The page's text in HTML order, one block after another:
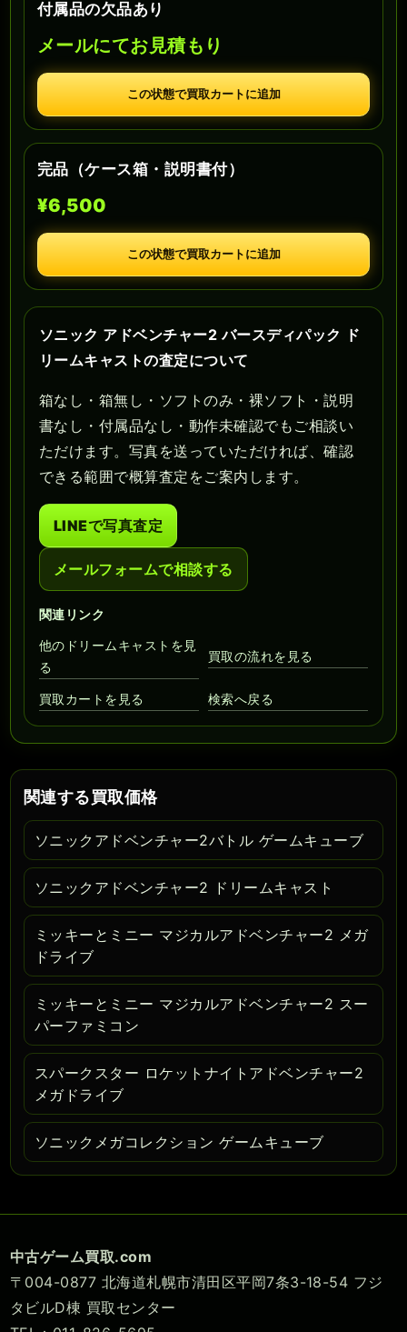
付属品の欠品あり
メールにてお見積もり
この状態で買取カートに追加
完品（ケース箱・説明書付）
¥6,500
この状態で買取カートに追加
ソニック アドベンチャー2 バースディパック ド
リームキャストの査定について
箱なし・箱無し・ソフトのみ・裸ソフト・説明
書なし・付属品なし・動作未確認でもご相談い
ただけます。写真を送っていただければ、確認
できる範囲で概算査定をご案内します。
LINEで写真査定
メールフォームで相談する
関連リンク
他のドリームキャストを見
る
買取の流れを見る
買取カートを見る 検索へ戻る
関連する買取価格
ソニックアドベンチャー2バトル ゲームキューブ
ソニックアドベンチャー2 ドリームキャスト
ミッキーとミニー マジカルアドベンチャー2 メガ
ドライブ
ミッキーとミニー マジカルアドベンチャー2 スー
パーファミコン
スパークスター ロケットナイトアドベンチャー2
メガドライブ
ソニックメガコレクション ゲームキューブ
中古ゲーム買取.com
〒004-0877 北海道札幌市清田区平岡7条3-18-54 フジ
タビルD棟 買取センター